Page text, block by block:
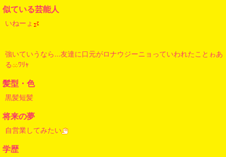
似ている芸能人
いねーょ
強いていうなら...友達に口元がロナウジーニョっていわれたことゎあ
る
ﾜﾘｬ
髪型・色
黒髪短髪
将来の夢
自営業してみたい
学歴